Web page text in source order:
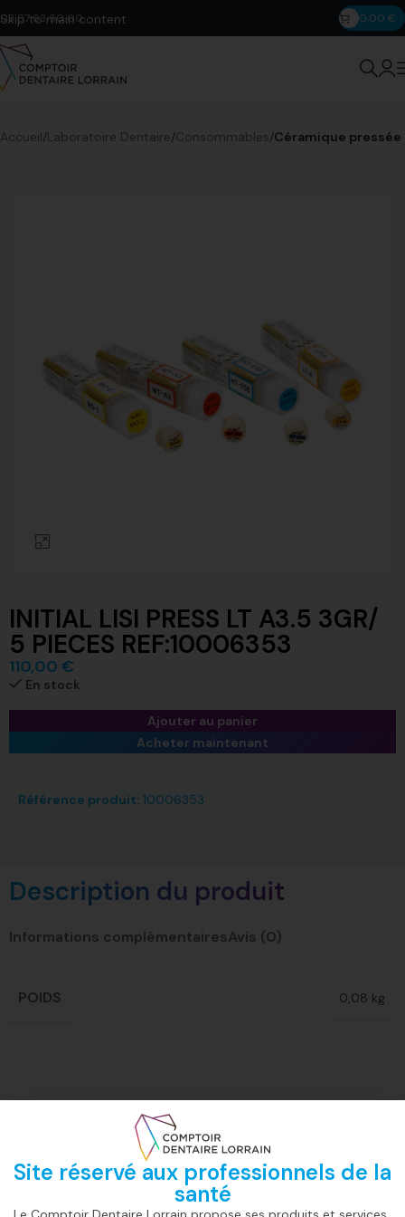
Skip to main content
03 87 63 50 00 0,00 €
Accueil Laboratoire Dentaire Consommables Céramique pressée
INITIAL LISI PRESS LT A3.5 3GR/
5 PIECES REF:10006353
110,00 €
En stock
Ajouter au panier
Acheter maintenant
Référence produit: 10006353
Description du produit
Informations complémentairesAvis (0)
POIDS 0,08 kg
rapide
Paiement
sécurisé
Support en
ligne
Lorrain
Site réservé aux professionnels de la
santé